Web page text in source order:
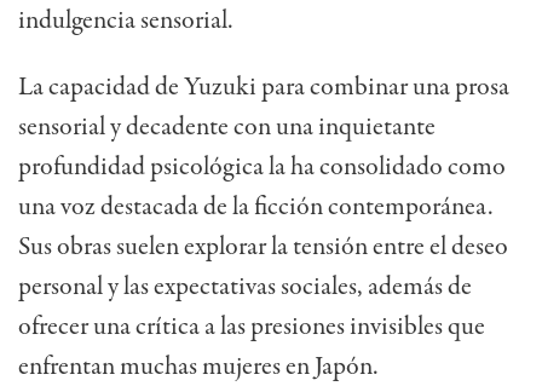
indulgencia sensorial.
La capacidad de Yuzuki para combinar una prosa
sensorial y decadente con una inquietante
profundidad psicológica la ha consolidado como
una voz destacada de la ficción contemporánea.
Sus obras suelen explorar la tensión entre el deseo
personal y las expectativas sociales, además de
ofrecer una crítica a las presiones invisibles que
enfrentan muchas mujeres en Japón.